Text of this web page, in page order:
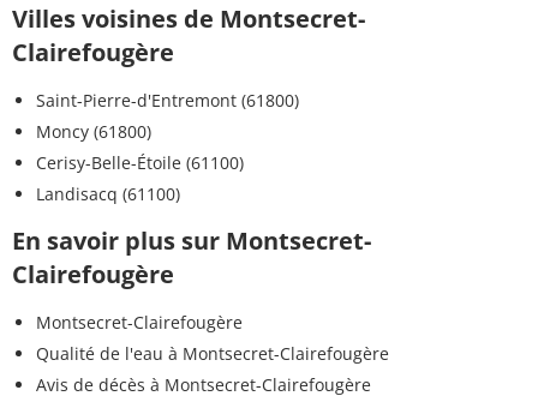
Villes voisines de Montsecret-
Clairefougère
Saint-Pierre-d'Entremont (61800)
Moncy (61800)
Cerisy-Belle-Étoile (61100)
Landisacq (61100)
En savoir plus sur Montsecret-
Clairefougère
Montsecret-Clairefougère
Qualité de l'eau à Montsecret-Clairefougère
Avis de décès à Montsecret-Clairefougère